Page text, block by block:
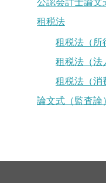
租税法
租税法（所
租税法（法
租税法（消
論文式（監査論